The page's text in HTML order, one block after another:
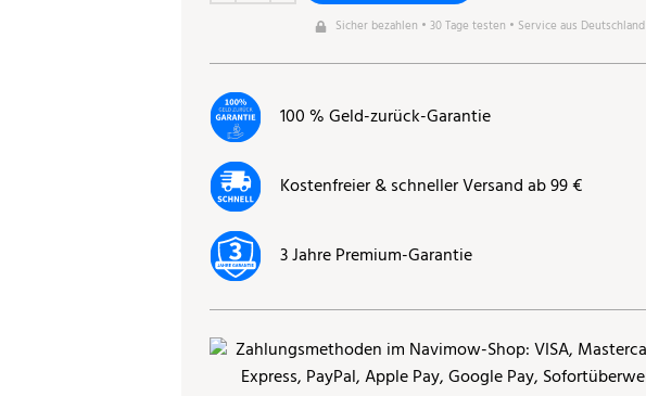
Sicher bezahlen • 30 Tage testen • Service aus Deutschland
100 % Geld-zurück-Garantie
Kostenfreier & schneller Versand ab 99 €
3 Jahre Premium-Garantie